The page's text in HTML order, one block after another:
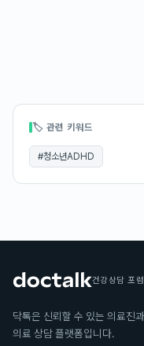
🏷 관련 키워드
#청소년ADHD
건강상담 포
닥톡은 신뢰할 수 있는 의료진
의료 상담 플랫폼입니다.